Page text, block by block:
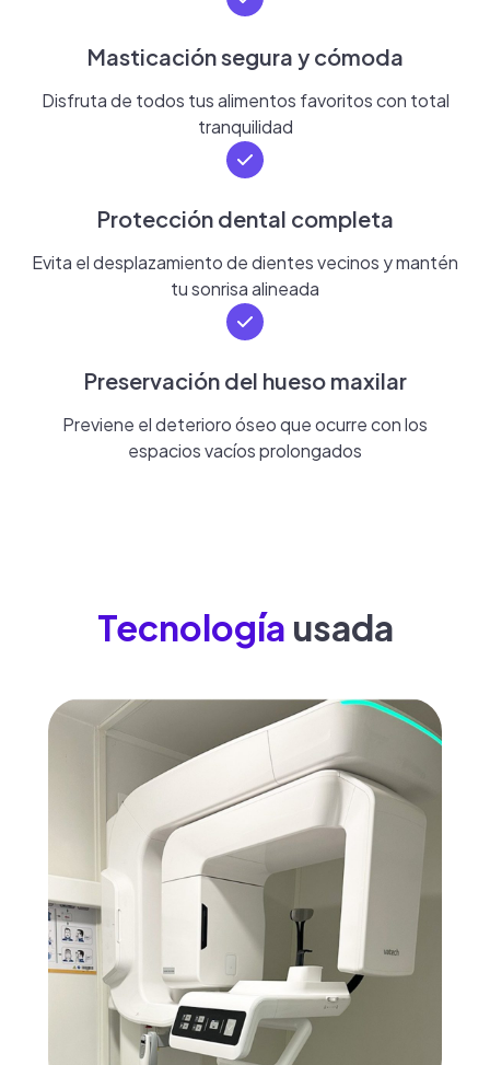
Masticación segura y cómoda
Disfruta de todos tus alimentos favoritos con total
tranquilidad
Protección dental completa
Evita el desplazamiento de dientes vecinos y mantén
tu sonrisa alineada
Preservación del hueso maxilar
Previene el deterioro óseo que ocurre con los
espacios vacíos prolongados
Tecnología usada